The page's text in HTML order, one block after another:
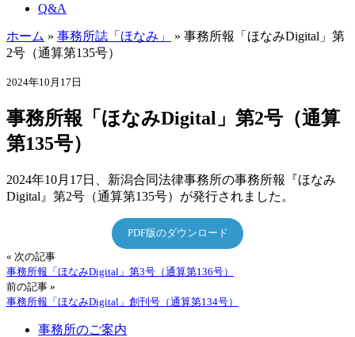
Q&A
ホーム » 事務所誌「ほなみ」 » 事務所報「ほなみDigital」第
2号（通算第135号）
2024年10月17日
事務所報「ほなみDigital」第2号（通算
第135号）
2024年10月17日、新潟合同法律事務所の事務所報『ほなみ
Digital』第2号（通算第135号）が発行されました。
PDF版のダウンロード
« 次の記事
事務所報「ほなみDigital」第3号（通算第136号）
前の記事 »
事務所報「ほなみDigital」創刊号（通算第134号）
事務所のご案内